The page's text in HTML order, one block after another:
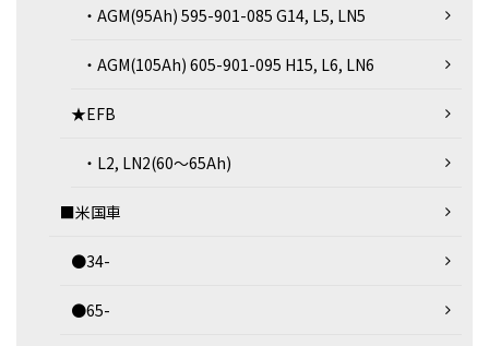
・AGM(95Ah) 595-901-085 G14, L5, LN5
・AGM(105Ah) 605-901-095 H15, L6, LN6
★EFB
・L2, LN2(60～65Ah)
■米国車
●34-
●65-